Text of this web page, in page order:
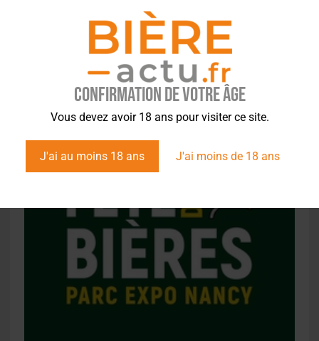
Confirmation de votre âge
Vous devez avoir 18 ans pour visiter ce site.
J'ai au moins 18 ans J'ai moins de 18 ans
EVÉNEMENT À LA UNE